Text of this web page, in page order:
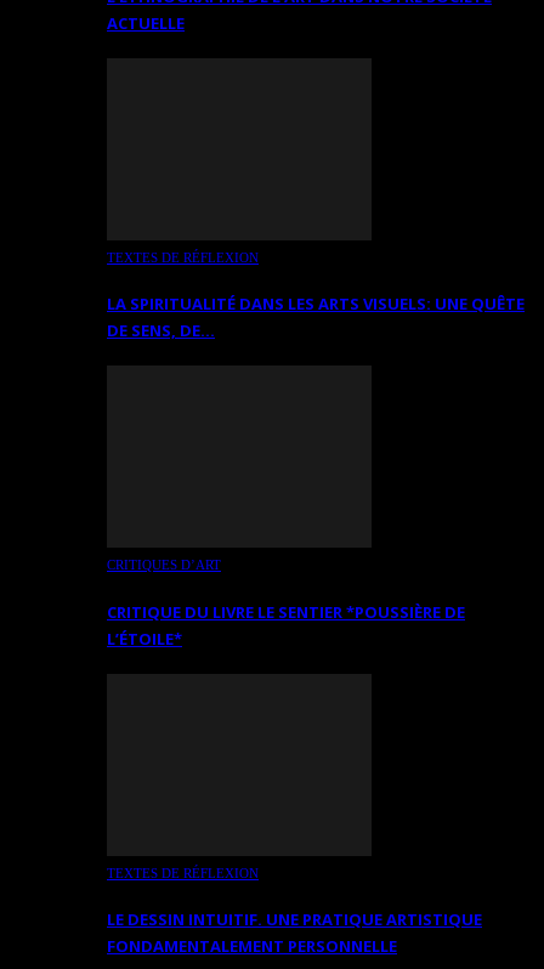
ACTUELLE
TEXTES DE RÉFLEXION
LA SPIRITUALITÉ DANS LES ARTS VISUELS: UNE QUÊTE
DE SENS, DE…
CRITIQUES D’ART
CRITIQUE DU LIVRE LE SENTIER *POUSSIÈRE DE
L’ÉTOILE*
TEXTES DE RÉFLEXION
LE DESSIN INTUITIF. UNE PRATIQUE ARTISTIQUE
FONDAMENTALEMENT PERSONNELLE